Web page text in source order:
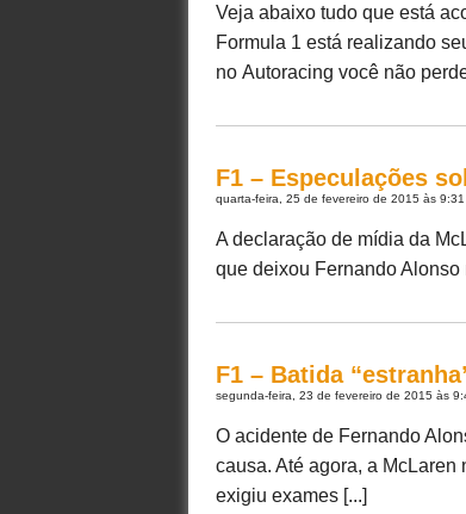
Veja abaixo tudo que está
Formula 1 está realizando
no Autoracing você não
F1 – Especulações
quarta-feira, 25 de fevereiro de 2015 às 9:31
A declaração de mídia da
que deixou Fernando Alonso
F1 – Batida
segunda-feira, 23 de fevereiro de 2015 às
O acidente de Fernando
causa. Até agora, a McLaren
exigiu exames [...]